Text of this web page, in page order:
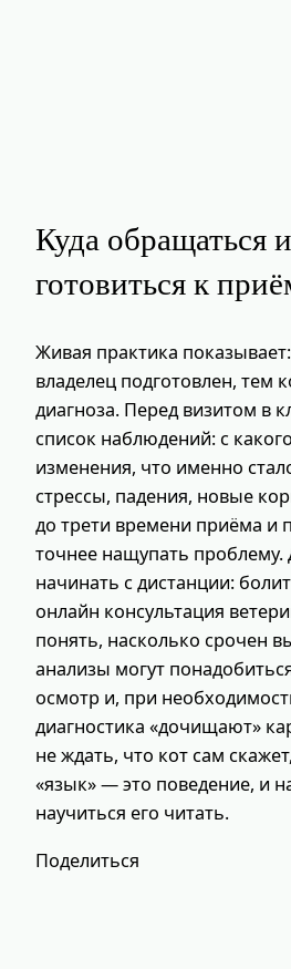
Куда обращаться
готовиться к
Живая практика
владелец подготовлен, тем
диагноза. Перед визитом в
список наблюдений: с
изменения, что именно
стрессы, падения, новые
до трети времени приёма и
точнее нащупать проблему.
начинать с дистанции:
онлайн консультация
понять, насколько срочен
анализы могут
осмотр и, при
диагностика «дочищают»
не ждать, что кот сам
«язык» — это поведение, и
научиться его читать.
Поделиться